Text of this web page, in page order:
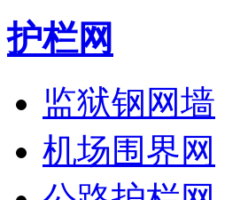
护栏网
监狱钢网墙
机场围界网